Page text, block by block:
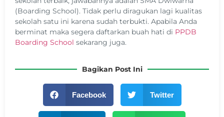
(Boarding School). Tidak perlu diragukan lagi kualitas
sekolah satu ini karena sudah terbukti. Apabila Anda
berminat maka segera daftarkan buah hati di PPDB
Boarding School sekarang juga.
Bagikan Post Ini
Facebook Twitter